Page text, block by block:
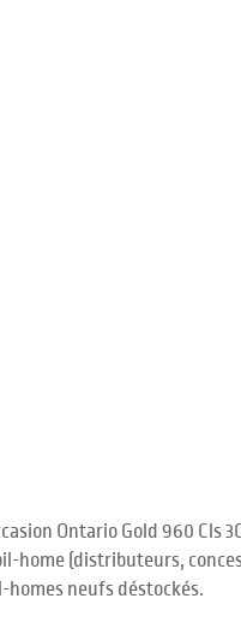
Ontario Gold 960 Cls
home (distributeurs,
homes neufs déstockés.